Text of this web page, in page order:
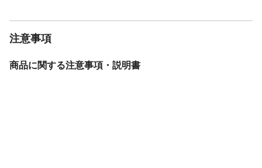
注意事項
商品に関する注意事項・説明書